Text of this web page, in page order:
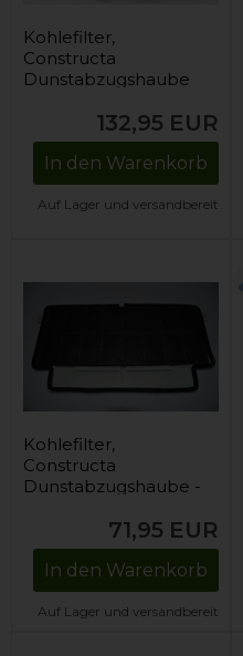
Kohlefilter,
Constructa
Dunstabzugshaube
132,95 EUR
In den Warenkorb
Auf Lager und versandbereit
Kohlefilter,
Constructa
Dunstabzugshaube -
71,95 EUR
In den Warenkorb
Auf Lager und versandbereit